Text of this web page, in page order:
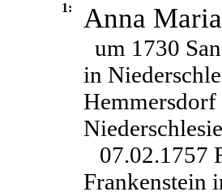
1: Anna Maria
um 1730
in
07.02.1757
Frankenstein